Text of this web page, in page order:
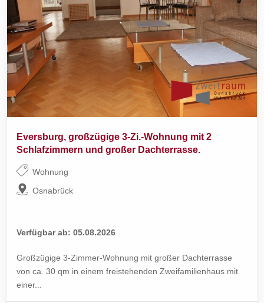
Eversburg, großzügige 3-Zi.-Wohnung mit 2
Schlafzimmern und großer Dachterrasse.
Wohnung
Osnabrück
Verfügbar ab: 05.08.2026
Großzügige 3-Zimmer-Wohnung mit großer Dachterrasse
von ca. 30 qm in einem freistehenden Zweifamilienhaus mit
einer...